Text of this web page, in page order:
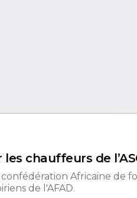
chauffeurs de
Africaine de
de l'AFAD.